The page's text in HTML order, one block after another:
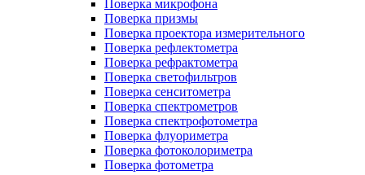
Поверка микрофона
Поверка призмы
Поверка проектора измерительного
Поверка рефлектометра
Поверка рефрактометра
Поверка светофильтров
Поверка сенситометра
Поверка спектрометров
Поверка спектрофотометра
Поверка флуориметра
Поверка фотоколориметра
Поверка фотометра